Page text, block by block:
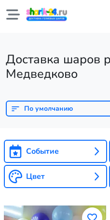
Доставка шаров
Медведково
По умолчанию
Событие
Цвет